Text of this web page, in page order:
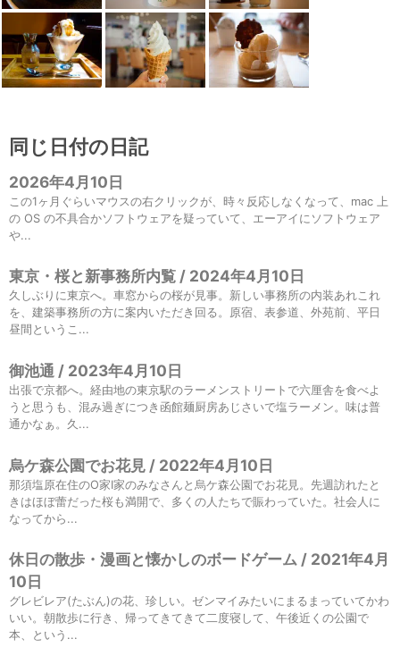
同じ日付の日記
2026年4月10日
この1ヶ月ぐらいマウスの右クリックが、時々反応しなくなって、mac 上
の OS の不具合かソフトウェアを疑っていて、エーアイにソフトウェア
や...
東京・桜と新事務所内覧 / 2024年4月10日
久しぶりに東京へ。車窓からの桜が見事。新しい事務所の内装あれこれ
を、建築事務所の方に案内いただき回る。原宿、表参道、外苑前、平日
昼間というこ...
御池通 / 2023年4月10日
出張で京都へ。経由地の東京駅のラーメンストリートで六厘舎を食べよ
うと思うも、混み過ぎにつき函館麺厨房あじさいで塩ラーメン。味は普
通かなぁ。久...
烏ケ森公園でお花見 / 2022年4月10日
那須塩原在住のO家I家のみなさんと烏ケ森公園でお花見。先週訪れたと
きはほぼ蕾だった桜も満開で、多くの人たちで賑わっていた。社会人に
なってから...
休日の散歩・漫画と懐かしのボードゲーム / 2021年4月
10日
グレビレア(たぶん)の花、珍しい。ゼンマイみたいにまるまっていてかわ
いい。朝散歩に行き、帰ってきてきて二度寝して、午後近くの公園で
本、という...